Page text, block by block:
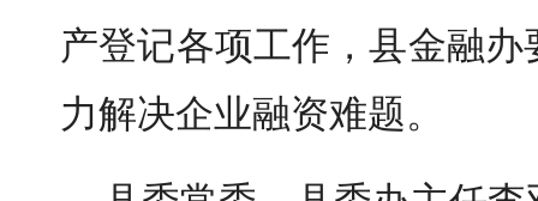
产登记各项工作，县金融
力解决企业融资难题。